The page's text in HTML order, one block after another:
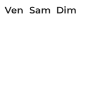
Ven Sam Dim